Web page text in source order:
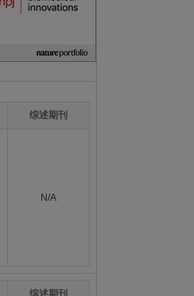
综述期刊
N/A
综述期刊